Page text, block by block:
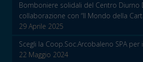
Bomboniere solidali del Centro Diurno
collaborazione con “Il Mondo della
29 Aprile 2025
Scegli la Coop.Soc.Arcobaleno SPA
22 Maggio 2024